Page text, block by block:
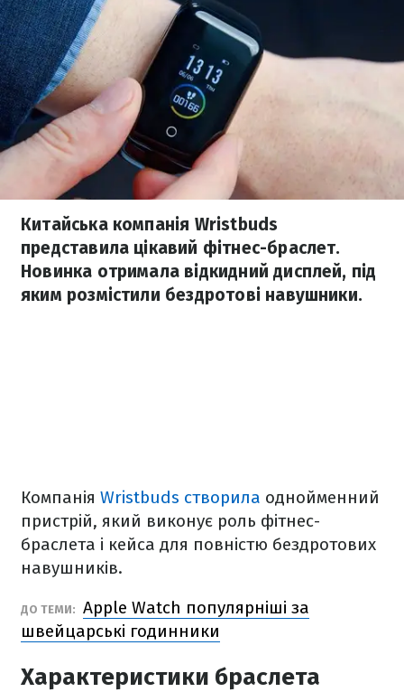
Китайська компанія Wristbuds
представила цікавий фітнес-браслет.
Новинка отримала відкидний дисплей, під
яким розмістили бездротові навушники.
Компанія Wristbuds створила однойменний
пристрій, який виконує роль фітнес-
браслета і кейса для повністю бездротових
навушників.
ДО ТЕМИ: Apple Watch популярніші за
швейцарські годинники
Характеристики браслета